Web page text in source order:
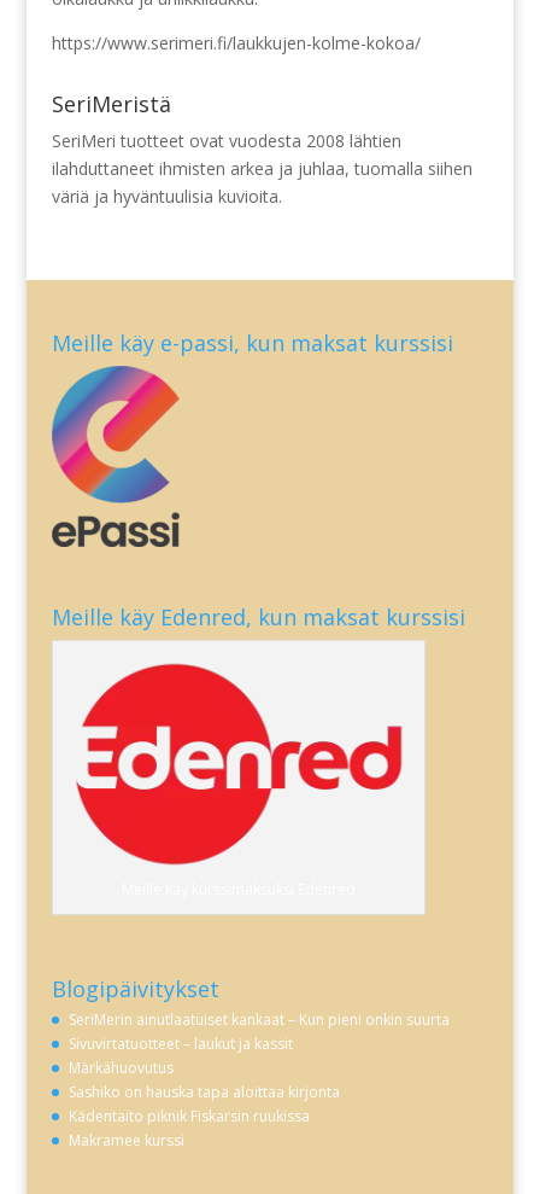
https://www.serimeri.fi/laukkujen-kolme-kokoa/
SeriMeristä
SeriMeri tuotteet ovat vuodesta 2008 lähtien
ilahduttaneet ihmisten arkea ja juhlaa, tuomalla siihen
väriä ja hyväntuulisia kuvioita.
Meille käy e-passi, kun maksat kurssisi
Meille käy Edenred, kun maksat kurssisi
Blogipäivitykset
SeriMerin ainutlaatuiset kankaat – Kun pieni onkin suurta
Sivuvirtatuotteet – laukut ja kassit
Märkähuovutus
Sashiko on hauska tapa aloittaa kirjonta
Kädentaito piknik Fiskarsin ruukissa
Makramee kurssi